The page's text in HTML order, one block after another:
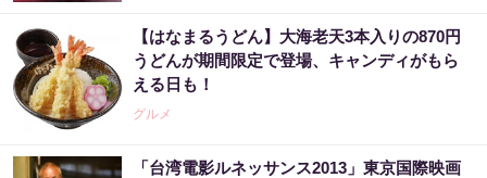
【はなまるうどん】大海老天3本入りの870円
うどんが期間限定で登場、キャンディがもら
える日も！
グルメ
「台湾電影ルネッサンス2013」東京国際映画